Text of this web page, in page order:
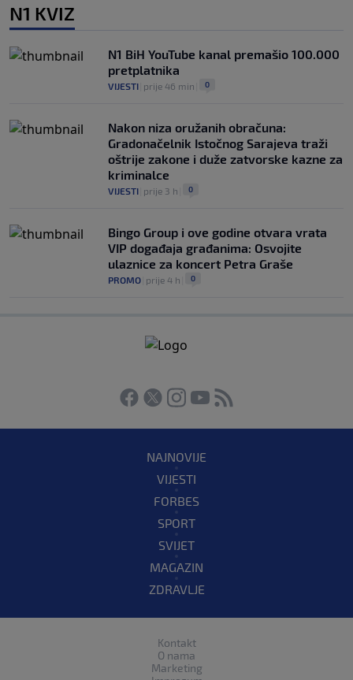
N1 KVIZ
N1 BiH YouTube kanal premašio 100.000
pretplatnika
VIJESTI prije 46 min 0
Nakon niza oružanih obračuna:
Gradonačelnik Istočnog Sarajeva traži
oštrije zakone i duže zatvorske kazne za
kriminalce
VIJESTI prije 3 h 0
Bingo Group i ove godine otvara vrata
VIP događaja građanima: Osvojite
ulaznice za koncert Petra Graše
PROMO prije 4 h 0
NAJNOVIJE
VIJESTI
FORBES
SPORT
SVIJET
MAGAZIN
ZDRAVLJE
Kontakt
O nama
Marketing